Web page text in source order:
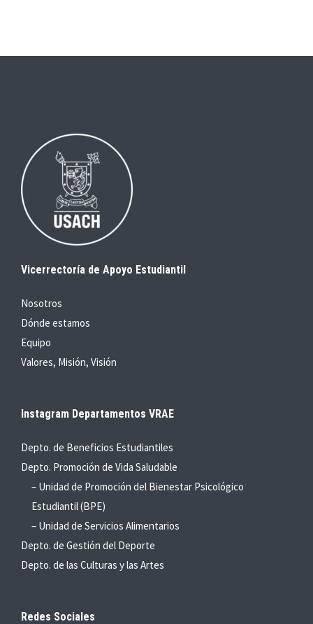
Vicerrectoría de Apoyo Estudiantil
Nosotros
Dónde estamos
Equipo
Valores, Misión, Visión
Instagram Departamentos VRAE
Depto. de Beneficios Estudiantiles
Depto. Promoción de Vida Saludable
– Unidad de Promoción del Bienestar Psicológico
Estudiantil (BPE)
– Unidad de Servicios Alimentarios
Depto. de Gestión del Deporte
Depto. de las Culturas y las Artes
Redes Sociales